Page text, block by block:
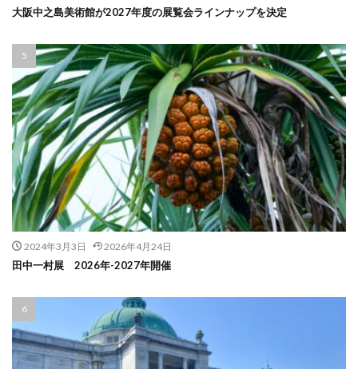
大阪中之島美術館が2027年度の展覧会ラインナップを決定
2024年3月3日 2026年4月24日
田中一村展 2026年-2027年開催